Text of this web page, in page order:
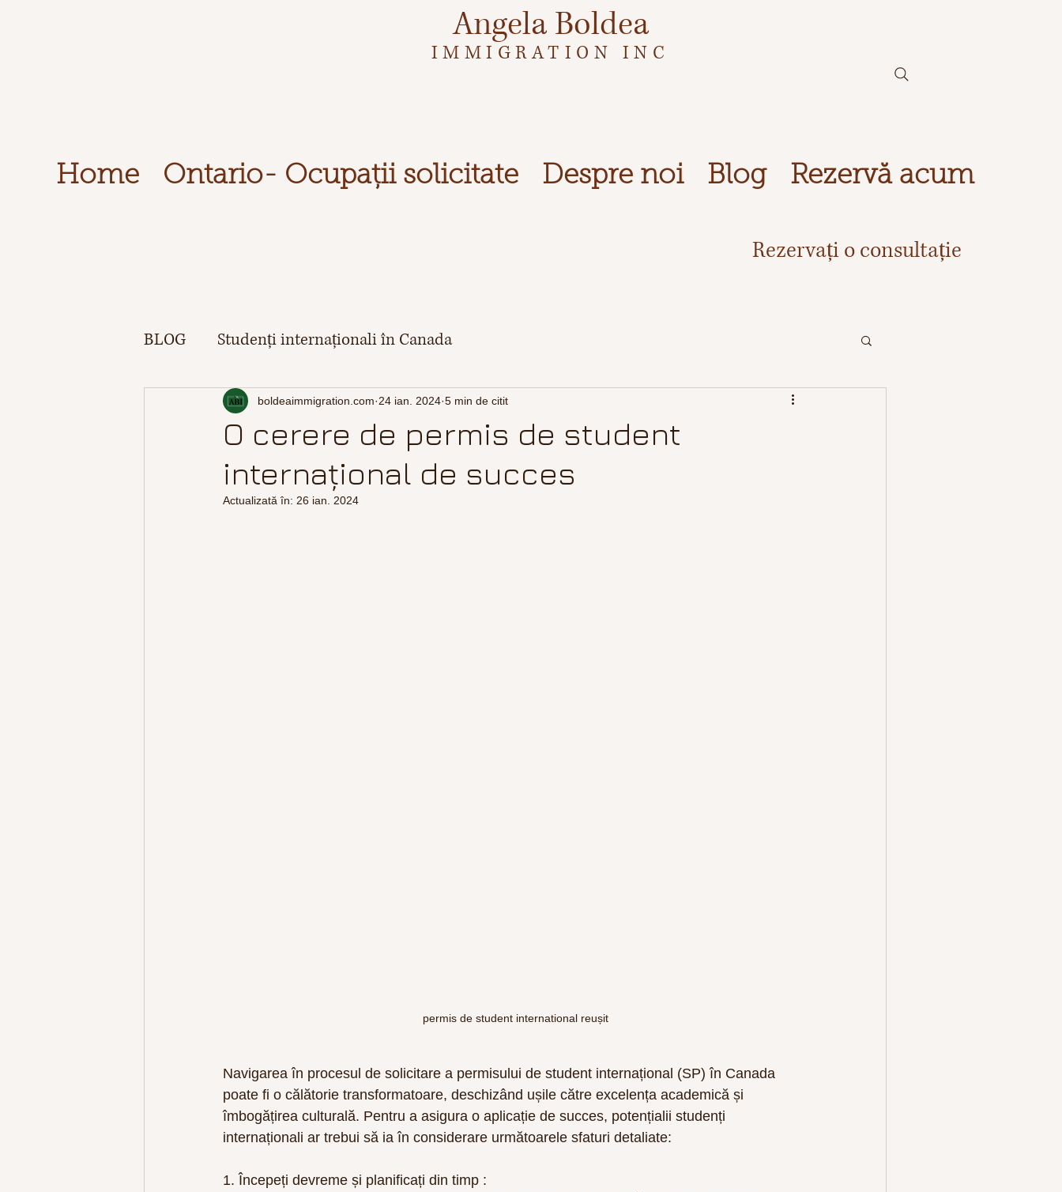
Angela Boldea
IMMIGRATION INC
Home Ontario- Ocupații solicitate Despre noi Blog Rezervă acum
Rezervați o consultație
BLOG Studenți internaționali în Canada
O cerere de permis de student
internațional de succes
boldeaimmigration.com 24 ian. 2024 5 min de citit
Actualizată în: 26 ian. 2024
permis de student international reușit
Navigarea în procesul de solicitare a permisului de student internațional (SP) în Canada
poate fi o călătorie transformatoare, deschizând ușile către excelența academică și
îmbogățirea culturală. Pentru a asigura o aplicație de succes, potențialii studenți
internaționali ar trebui să ia în considerare următoarele sfaturi detaliate:
1. Începeți devreme și planificați din timp :